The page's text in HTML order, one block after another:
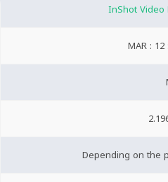
InShot Video
MAR :
Depending on the